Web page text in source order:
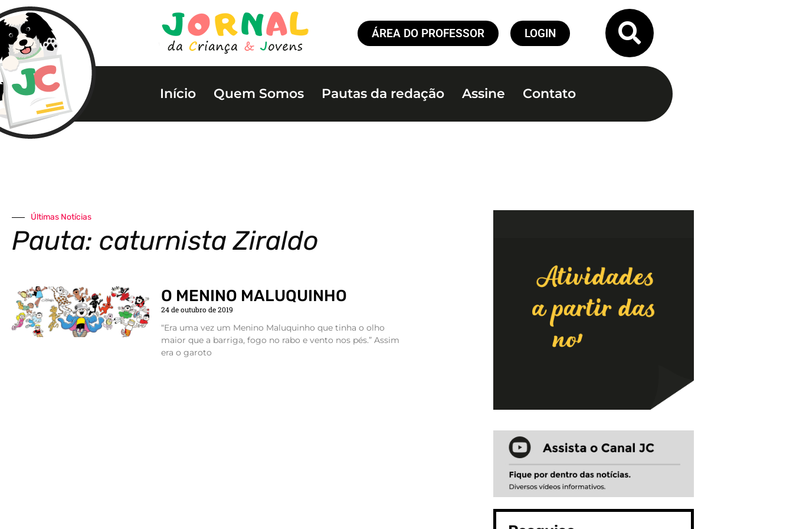
ÁREA DO PROFESSOR LOGIN
Início Quem Somos Pautas da redação Assine Contato
Últimas Notícias
Pauta: caturnista Ziraldo
O MENINO MALUQUINHO
24 de outubro de 2019
“Era uma vez um Menino Maluquinho que tinha o olho
maior que a barriga, fogo no rabo e vento nos pés.” Assim
era o garoto